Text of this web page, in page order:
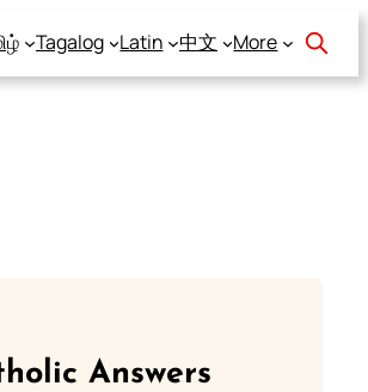
Tagalog Latin 中文 More
Answers